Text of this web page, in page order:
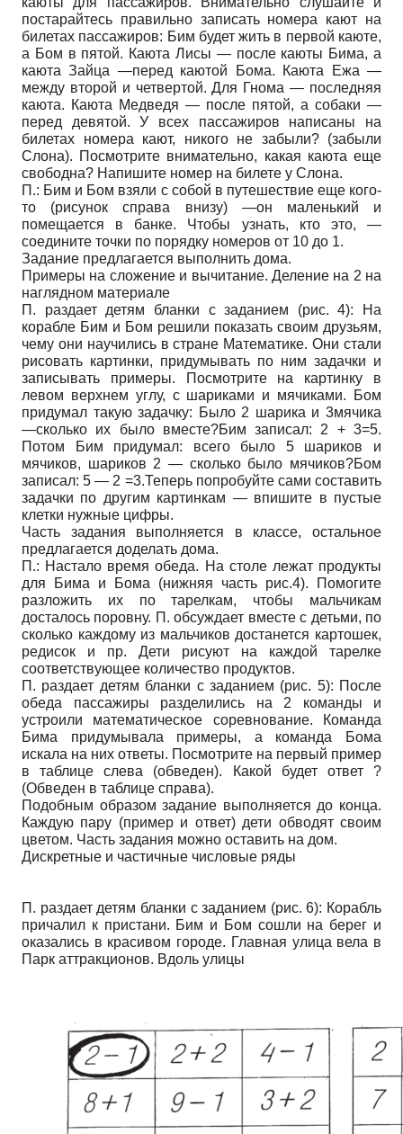
постарайтесь правильно записать номера кают на
билетах пассажиров: Бим будет жить в первой каюте,
а Бом в пятой. Каюта Лисы — после каюты Бима, а
каюта Зайца —перед каютой Бома. Каюта Ежа —
между второй и четвертой. Для Гнома — последняя
каюта. Каюта Медведя — после пятой, а собаки —
перед девятой. У всех пассажиров написаны на
билетах номера кают, никого не забыли? (забыли
Слона). Посмотрите внимательно, какая каюта еще
свободна? Напишите номер на билете у Слона.
П.: Бим и Бом взяли с собой в путешествие еще кого-
то (рисунок справа внизу) —он маленький и
помещается в банке. Чтобы узнать, кто это, —
соедините точки по порядку номеров от 10 до 1.
Задание предлагается выполнить дома.
Примеры на сложение и вычитание. Деление на 2 на
наглядном материале
П. раздает детям бланки с заданием (рис. 4): На
корабле Бим и Бом решили показать своим друзьям,
чему они научились в стране Математике. Они стали
рисовать картинки, придумывать по ним задачки и
записывать примеры. Посмотрите на картинку в
левом верхнем углу, с шариками и мячиками. Бом
придумал такую задачку: Было 2 шарика и 3мячика
—сколько их было вместе?Бим записал: 2 + 3=5.
Потом Бим придумал: всего было 5 шариков и
мячиков, шариков 2 — сколько было мячиков?Бом
записал: 5 — 2 =3.Теперь попробуйте сами составить
задачки по другим картинкам — впишите в пустые
клетки нужные цифры.
Часть задания выполняется в классе, остальное
предлагается доделать дома.
П.: Настало время обеда. На столе лежат продукты
для Бима и Бома (нижняя часть рис.4). Помогите
разложить их по тарелкам, чтобы мальчикам
досталось поровну. П. обсуждает вместе с детьми, по
сколько каждому из мальчиков достанется картошек,
редисок и пр. Дети рисуют на каждой тарелке
соответствующее количество продуктов.
П. раздает детям бланки с заданием (рис. 5): После
обеда пассажиры разделились на 2 команды и
устроили математическое соревнование. Команда
Бима придумывала примеры, а команда Бома
искала на них ответы. Посмотрите на первый пример
в таблице слева (обведен). Какой будет ответ ?
(Обведен в таблице справа).
Подобным образом задание выполняется до конца.
Каждую пару (пример и ответ) дети обводят своим
цветом. Часть задания можно оставить на дом.
Дискретные и частичные числовые ряды
П. раздает детям бланки с заданием (рис. 6): Корабль
причалил к пристани. Бим и Бом сошли на берег и
оказались в красивом городе. Главная улица вела в
Парк аттракционов. Вдоль улицы